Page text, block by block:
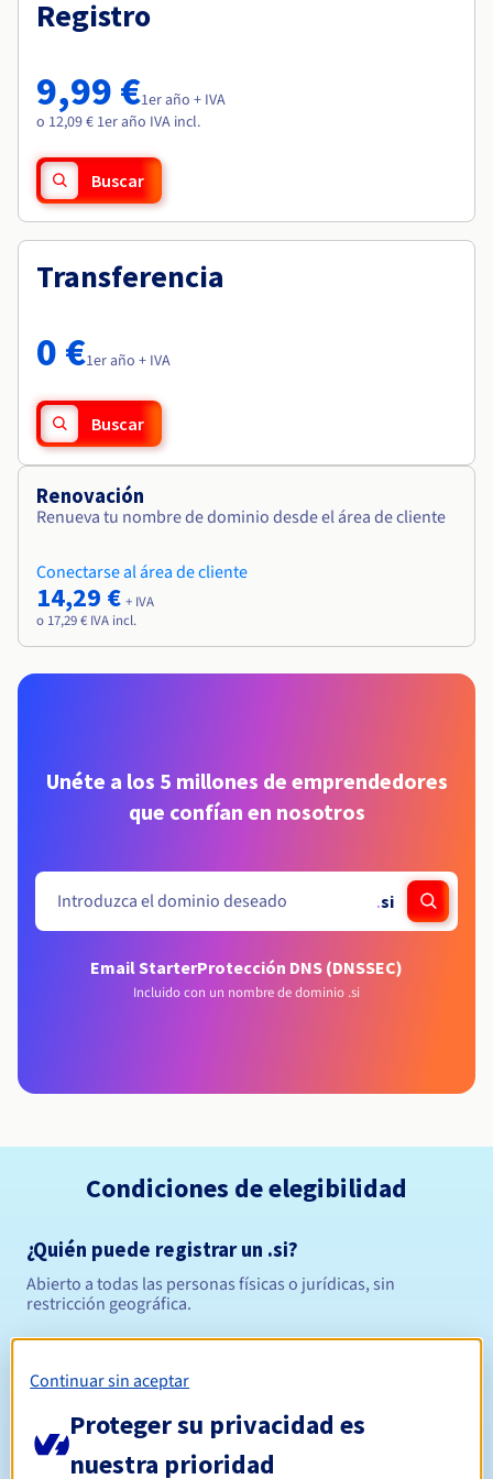
Precios
Roadmap & Changelog
Observabilidad
Roadmap y Changelog
Roadmap & Changelog
Roadmap & Changelog
Roadmap & Changelog
Registro
9,99 €1er año + IVA
o 12,09 € 1er año IVA incl.
Buscar
Transferencia
0 €1er año + IVA
Buscar
Renovación
Renueva tu nombre de dominio desde el área de cliente
Conectarse al área de cliente
14,29 € + IVA
o 17,29 € IVA incl.
Unéte a los 5 millones de emprendedores
que confían en nosotros
.si
Email StarterProtección DNS (DNSSEC)
Incluido con un nombre de dominio .si
Condiciones de elegibilidad
¿Quién puede registrar un .si?
Abierto a todas las personas físicas o jurídicas, sin
restricción geográfica.
Continuar sin aceptar
Proteger su privacidad es
nuestra prioridad